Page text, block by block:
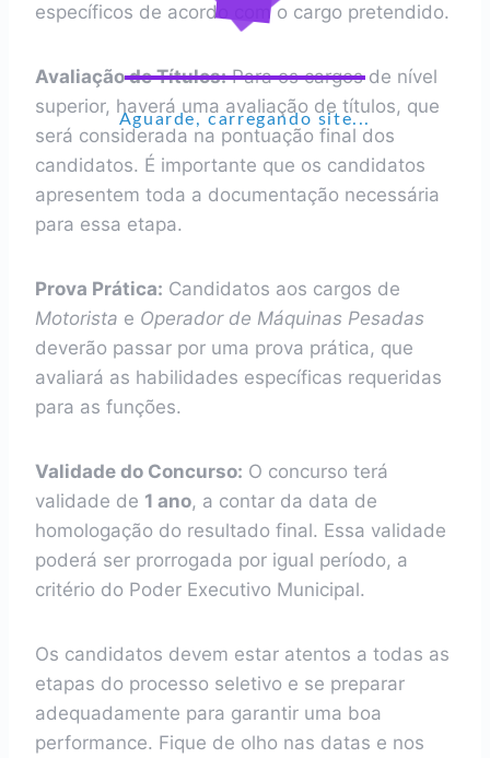
Aguarde, carregando site...
específicos de acordo com o cargo pretendido.
Avaliação de Títulos:Para os cargos de nível
superior, haverá uma avaliação de títulos, que
será considerada na pontuação final dos
candidatos. É importante que os candidatos
apresentem toda a documentação necessária
para essa etapa.
Prova Prática: Candidatos aos cargos de
Motorista e Operador de Máquinas Pesadas
deverão passar por uma prova prática, que
avaliará as habilidades específicas requeridas
para as funções.
Validade do Concurso: O concurso terá
validade de 1 ano, a contar da data de
homologação do resultado final. Essa validade
poderá ser prorrogada por igual período, a
critério do Poder Executivo Municipal.
Os candidatos devem estar atentos a todas as
etapas do processo seletivo e se preparar
adequadamente para garantir uma boa
performance. Fique de olho nas datas e nos